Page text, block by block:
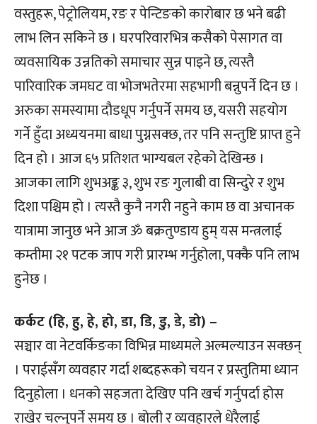
वस्तुहरू, पेट्रोलियम, रङ र पेन्टिङको कारोबार छ भने बढी
लाभ लिन सकिने छ । घरपरिवारभित्र कसैको पेसागत वा
व्यवसायिक उन्नतिको समाचार सुन्न पाइने छ, त्यस्तै
पारिवारिक जमघट वा भोजभतेरमा सहभागी बन्नुपर्ने दिन छ ।
अरुका समस्यामा दौडधूप गर्नुपर्ने समय छ, यसरी सहयोग
गर्ने हुँदा अध्ययनमा बाधा पुग्नसक्छ, तर पनि सन्तुष्टि प्राप्त हुने
दिन हो । आज ६५ प्रतिशत भाग्यबल रहेको देखिन्छ ।
आजका लागि शुभअङ्क ३, शुभ रङ गुलाबी वा सिन्दुरे र शुभ
दिशा पश्चिम हो । त्यस्तै कुनै नगरी नहुने काम छ वा अचानक
यात्रामा जानुछ भने आज ॐ बक्रतुण्डाय हुम् यस मन्त्रलाई
कम्तीमा २१ पटक जाप गरी प्रारम्भ गर्नुहोला, पक्कै पनि लाभ
हुनेछ ।
कर्कट (हि, हु, हे, हो, डा, डि, डु, डे, डो) –
सञ्चार वा नेटवर्किङका विभिन्न माध्यमले अल्मल्याउन सक्छन्
। पराईसँग व्यवहार गर्दा शब्दहरूको चयन र प्रस्तुतिमा ध्यान
दिनुहोला । धनको सहजता देखिए पनि खर्च गर्नुपर्दा होस
राखेर चल्नुपर्ने समय छ । बोली र व्यवहारले धेरैलाई